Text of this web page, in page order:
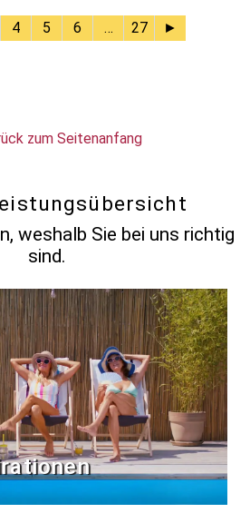
4 5 6 … 27 ►
zum Seitenanfang
weshalb Sie bei uns richtig
sind.